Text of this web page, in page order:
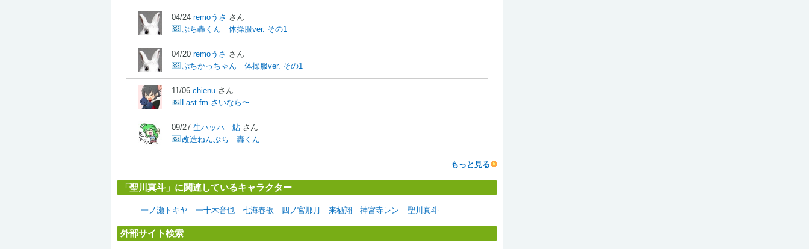
04/24 remoうさ さん
ぷち轟くん 体操服ver. その1
04/20 remoうさ さん
ぷちかっちゃん 体操服ver. その1
11/06 chienu さん
Last.fm さいなら〜
09/27 生ハッハ 鮎 さん
改造ねんぷち 轟くん
もっと見る
「聖川真斗」に関連しているキャラクター
一ノ瀬トキヤ 一十木音也 七海春歌 四ノ宮那月 来栖翔 神宮寺レン 聖川真斗
外部サイト検索